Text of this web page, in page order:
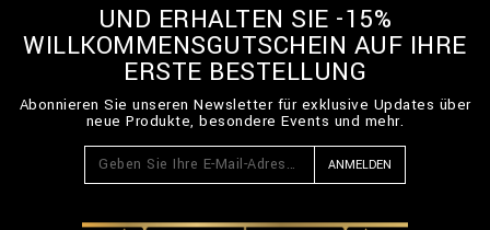
UND ERHALTEN SIE -15%
WILLKOMMENSGUTSCHEIN AUF IHRE
ERSTE BESTELLUNG
Abonnieren Sie unseren Newsletter für exklusive Updates über
neue Produkte, besondere Events und mehr.
ANMELDEN